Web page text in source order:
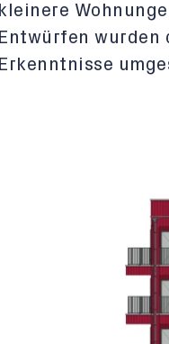
kleinere
Entwürfen wurden
Erkenntnisse